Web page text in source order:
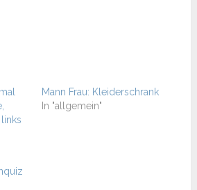
Mann Frau: Kleiderschrank
In "allgemein"